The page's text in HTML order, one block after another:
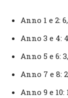
Anno 1 e 2:
Anno 3 e 4:
Anno 5 e 6:
Anno 7 e 8:
Anno 9 e 10: